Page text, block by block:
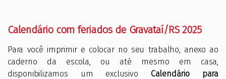
Calendário com feriados de Gravataí/RS 2025
Para você imprimir e colocar no seu trabalho, anexo ao
caderno da escola, ou até mesmo em casa,
disponibilizamos um exclusivo Calendário para